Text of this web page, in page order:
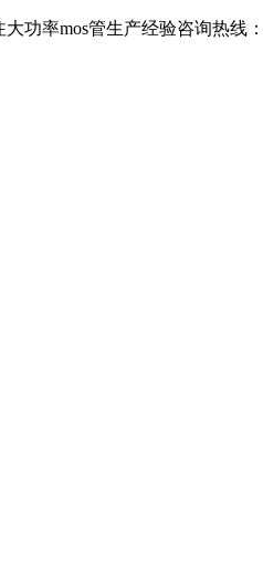
功率mos管生产经验咨询热线：